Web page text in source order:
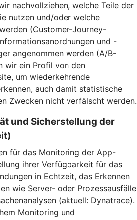
nachvollziehen, welche Teile der
nutzen und/oder welche
(Customer-Journey-
und -
angenommen werden (A/B-
wir ein Profil von den
um wiederkehrende
auch damit statistische
Zwecken nicht verfälscht werden.
und Sicherstellung der
für das Monitoring der App-
ihrer Verfügbarkeit für das
in Echtzeit, das Erkennen
wie Server- oder Prozessausfälle
(aktuell: Dynatrace).
Monitoring und